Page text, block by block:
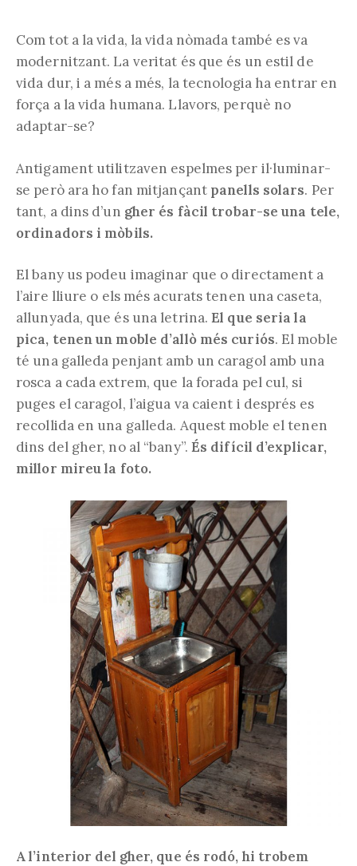
Com tot a la vida, la vida nòmada també es va
modernitzant. La veritat és que és un estil de
vida dur, i a més a més, la tecnologia ha entrar en
força a la vida humana. Llavors, perquè no
adaptar-se?
Antigament utilitzaven espelmes per il·luminar-
se però ara ho fan mitjançant panells solars. Per
tant, a dins d’un gher és fàcil trobar-se una tele,
ordinadors i mòbils.
El bany us podeu imaginar que o directament a
l’aire lliure o els més acurats tenen una caseta,
allunyada, que és una letrina.El que seria la
pica, tenen un moble d’allò més curiós. El moble
té una galleda penjant amb un caragol amb una
rosca a cada extrem, que la forada pel cul, si
puges el caragol, l’aigua va caient i després es
recollida en una galleda. Aquest moble el tenen
dins del gher, no al “bany”. És difícil d’explicar,
millor mireu la foto.
A l’interior del gher, que és rodó, hi trobem